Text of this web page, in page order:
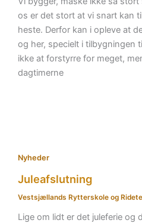
os er det stort at vi snart kan
heste. Derfor kan i opleve at
og her, specielt i tilbygningen
ikke at forstyrre for meget,
dagtimerne
Nyheder
Juleafslutning
Vestsjællands Rytterskole og
Lige om lidt er det juleferie og